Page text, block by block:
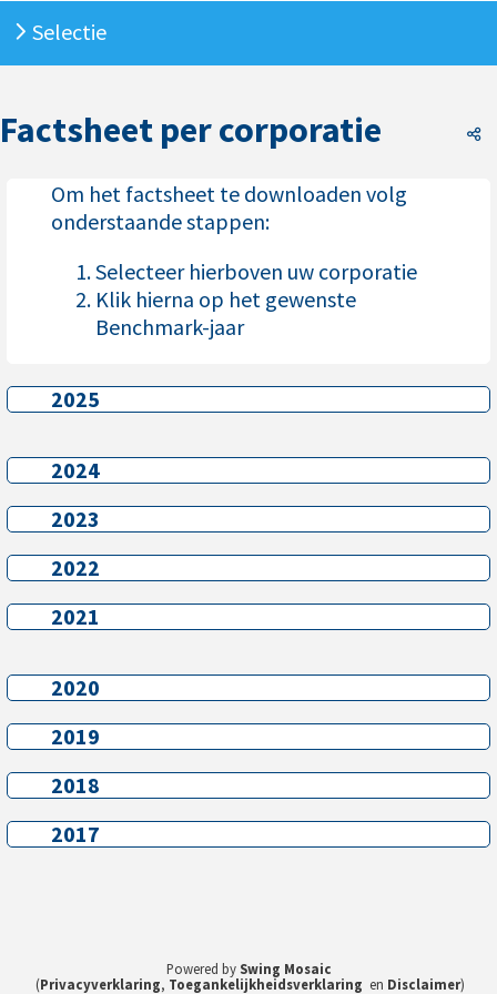
Selectie
Factsheet per corporatie
Om het factsheet te downloaden volg
onderstaande stappen:
Selecteer hierboven uw corporatie
Klik hierna op het gewenste
Benchmark-jaar
2025
2025
2024
2024
2023
2023
2022
2022
2021
2021
2020
2020
2019
2019
2018
2018
2017
2017
Powered by Swing Mosaic
(Privacyverklaring, Toegankelijkheidsverklaring en Disclaimer)